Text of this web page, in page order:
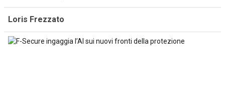
Loris Frezzato